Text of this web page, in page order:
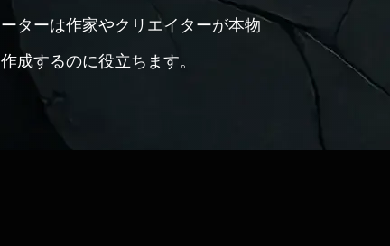
ターは作家やクリエイターが本物
成するのに役立ちます。